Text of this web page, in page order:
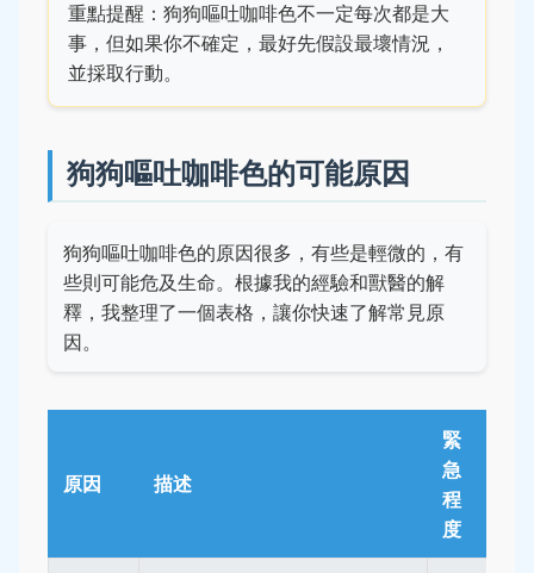
重點提醒：狗狗嘔吐咖啡色不一定每次都是大
事，但如果你不確定，最好先假設最壞情況，
並採取行動。
狗狗嘔吐咖啡色的可能原因
狗狗嘔吐咖啡色的原因很多，有些是輕微的，有
些則可能危及生命。根據我的經驗和獸醫的解
釋，我整理了一個表格，讓你快速了解常見原
因。
原因 描述
緊
急
程
度